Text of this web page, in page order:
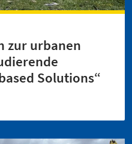
zur urbanen
Solutions“